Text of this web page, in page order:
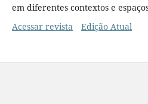
em diferentes contextos e
Acessar revista
Edição Atual